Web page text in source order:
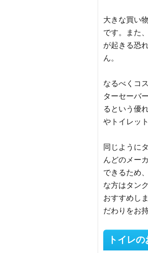
大きな買い
です。また
が起きる恐
ん。
なるべくコ
ターセーバ
るという優
やトイレッ
同じように
んどのメー
できるため
な方はタン
おすすめし
だわりをお
トイレ